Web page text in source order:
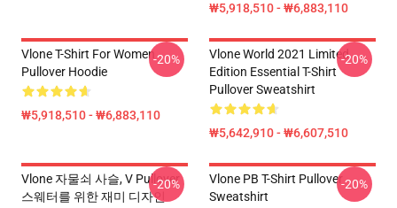
₩5,918,510 - ₩6,883,110
Vlone T-Shirt For Women
Pullover Hoodie
₩5,918,510 - ₩6,883,110
-20%
Vlone World 2021 Limited
Edition Essential T-Shirt
Pullover Sweatshirt
₩5,642,910 - ₩6,607,510
-20%
Vlone 자물쇠 사슬, V Pullover
스웨터를 위한 재미 디자인
-20%
Vlone PB T-Shirt Pullover
Sweatshirt
-20%